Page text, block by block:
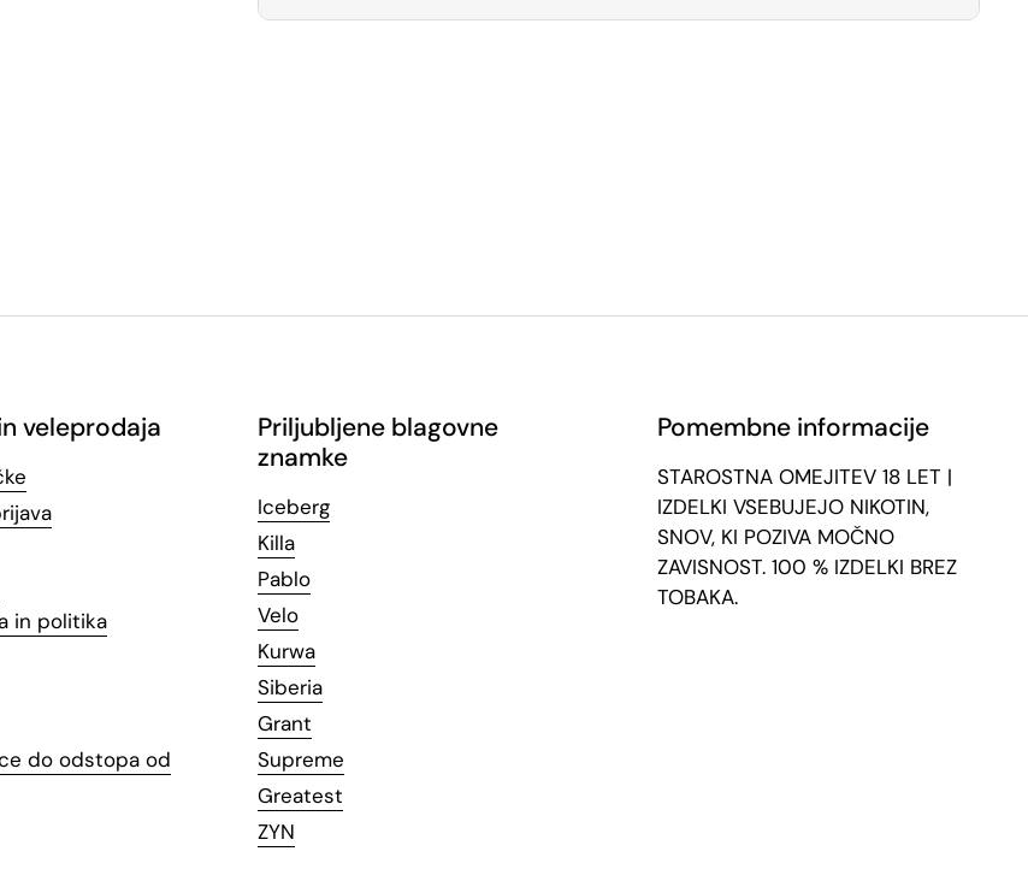
veleprodaja
in politika
do odstopa od
Priljubljene blagovne
znamke
Iceberg
Killa
Pablo
Velo
Kurwa
Siberia
Grant
Supreme
Greatest
ZYN
Pomembne informacije
STAROSTNA OMEJITEV 18 LET |
IZDELKI VSEBUJEJO NIKOTIN,
SNOV, KI POZIVA MOČNO
ZAVISNOST. 100 % IZDELKI BREZ
TOBAKA.